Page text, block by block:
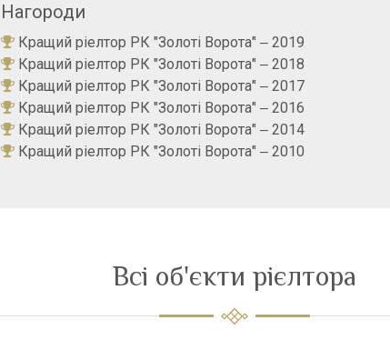
Нагороди
Кращий ріелтор РК "Золоті Ворота" ‒ 2019
Кращий ріелтор РК "Золоті Ворота" ‒ 2018
Кращий ріелтор РК "Золоті Ворота" ‒ 2017
Кращий ріелтор РК "Золоті Ворота" ‒ 2016
Кращий ріелтор РК "Золоті Ворота" ‒ 2014
Кращий ріелтор РК "Золоті Ворота" ‒ 2010
Всі об'єкти рієлтора